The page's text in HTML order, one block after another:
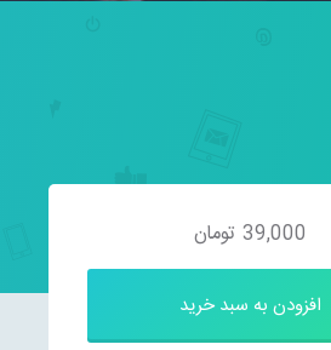
39,000 تومان
افزودن به سبد خرید